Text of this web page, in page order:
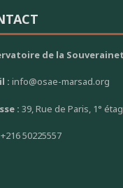
de la
:info@osae-marsad.org
:39, Rue de Paris, 1°
+216 50225557